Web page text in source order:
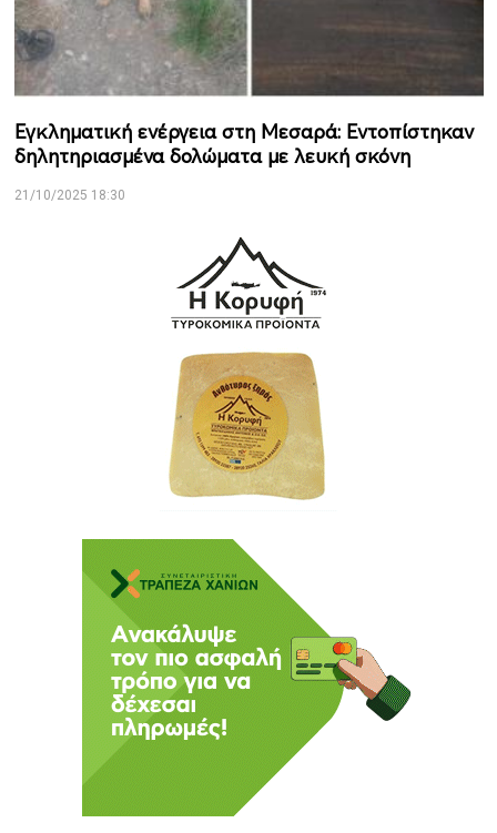
Εγκληματική ενέργεια στη Μεσαρά: Εντοπίστηκαν
δηλητηριασμένα δολώματα με λευκή σκόνη
21/10/2025 18:30